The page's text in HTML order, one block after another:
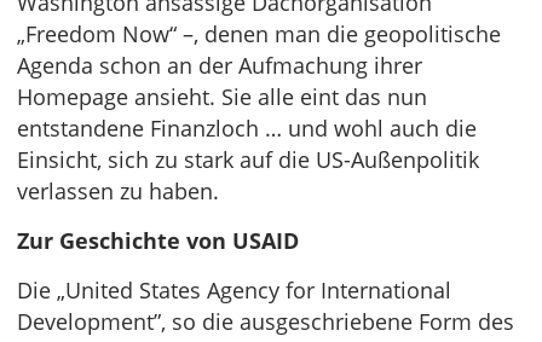
„Freedom Now“ –, denen man die geopolitische
Agenda schon an der Aufmachung ihrer
Homepage ansieht. Sie alle eint das nun
entstandene Finanzloch … und wohl auch die
Einsicht, sich zu stark auf die US-Außenpolitik
verlassen zu haben.
Zur Geschichte von USAID
Die „United States Agency for International
Development”, so die ausgeschriebene Form des